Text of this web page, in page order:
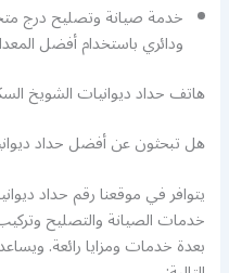
خدمة صيانة وتصليح درج
ودائري باستخدام أفضل
هاتف حداد ديوانيات الشويخ
هل تبحثون عن أفضل حداد
يتوافر في موقعنا رقم حداد
خدمات الصيانة والتصليح
بعدة خدمات ومزايا رائعة.